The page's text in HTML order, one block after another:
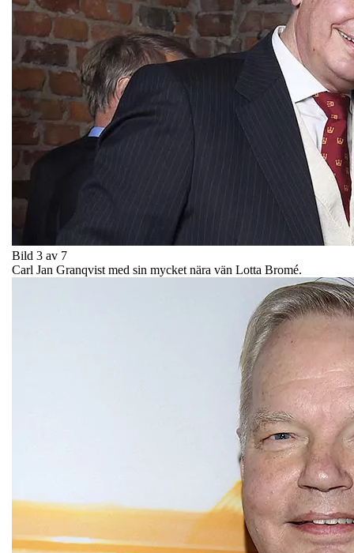
Bild 3 av 7
Carl Jan Granqvist med sin mycket nära vän Lotta Bromé.